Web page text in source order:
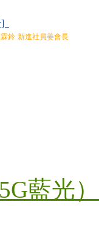
]
鈴 新進社員姜會長
藍光）